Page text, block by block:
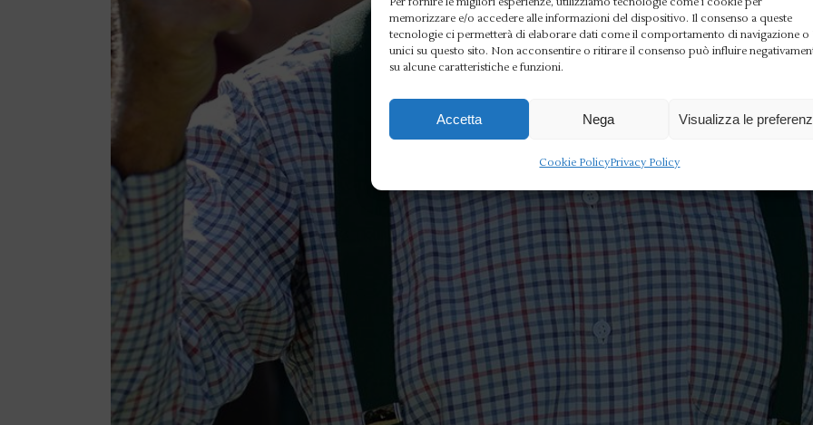
memorizzare e/o accedere alle informazioni del dispositivo. Il consenso a queste
tecnologie ci permetterà di elaborare dati come il comportamento di navigazione o
unici su questo sito. Non acconsentire o ritirare il consenso può influire
su alcune caratteristiche e funzioni.
Accetta Nega Visualizza le
Cookie PolicyPrivacy Policy